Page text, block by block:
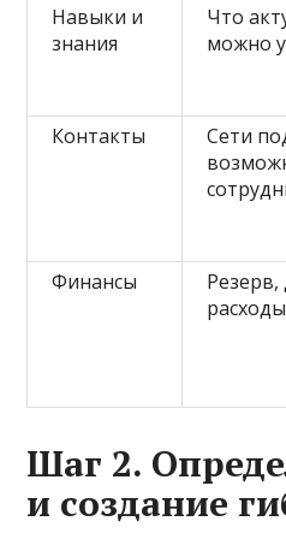
Навыки и
знания
Что
можно
Контакты
Сети
Финансы
расходы
Шаг 2.
и создание